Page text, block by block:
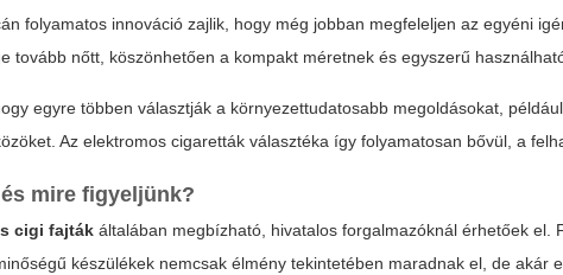
folyamatos innováció zajlik, hogy még jobban megfeleljen az egyéni
tovább nőtt, köszönhetően a kompakt méretnek és egyszerű
egyre többen választják a környezettudatosabb megoldásokat,
Az elektromos cigaretták választéka így folyamatosan bővül, a
mire figyeljünk?
cigi fajták általában megbízható, hivatalos forgalmazóknál érhetőek el.
készülékek nemcsak élmény tekintetében maradnak el, de akár